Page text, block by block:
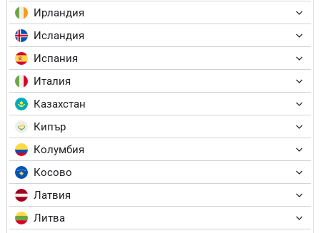
Ирландия
Исландия
Испания
Италия
Казахстан
Кипър
Колумбия
Косово
Латвия
Литва